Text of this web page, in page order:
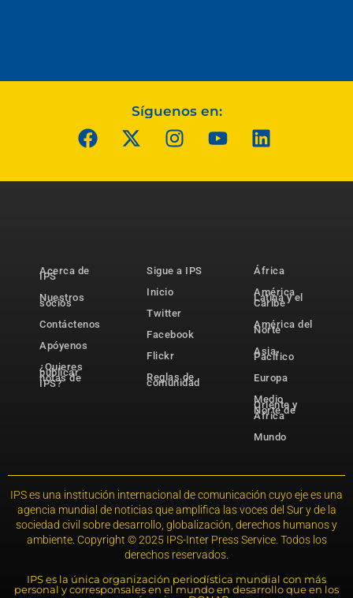
Síguenos en:
Acerca de
IPS
Nuestros
socios
Contáctenos
Apóyenos
¿Quieres
publicar
notas de
IPS?
Sigue a IPS
Inicio
Twitter
Facebook
Flickr
Reglas de
comunidad
África
América
Latina y el
Caribe
América del
Norte
Asia-
Pacífico
Europa
Medio
Oriente y
Norte de
África
Mundo
IPS es una institución internacional de comunicación cuyo eje es una
agencia mundial de noticias que amplifica las voces del Sur y de la
sociedad civil sobre desarrollo, globalización, derechos humanos y
ambiente. Copyright © 2025 IPS-Inter Press Service. Todos los
derechos reservados.
IPS es la única organización periodística mundial con más
personal y corresponsales en el mundo en desarrollo que en los